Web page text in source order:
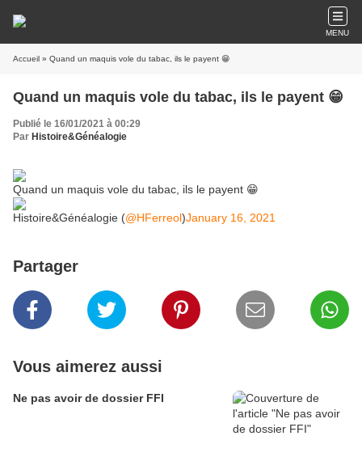
MENU
Accueil » Quand un maquis vole du tabac, ils le payent 😁
Quand un maquis vole du tabac, ils le payent 😁
Publié le 16/01/2021 à 00:29
Par Histoire&Généalogie
Quand un maquis vole du tabac, ils le payent 😁
Histoire&Généalogie (@HFerreol)January 16, 2021
Partager
Vous aimerez aussi
Ne pas avoir de dossier FFI